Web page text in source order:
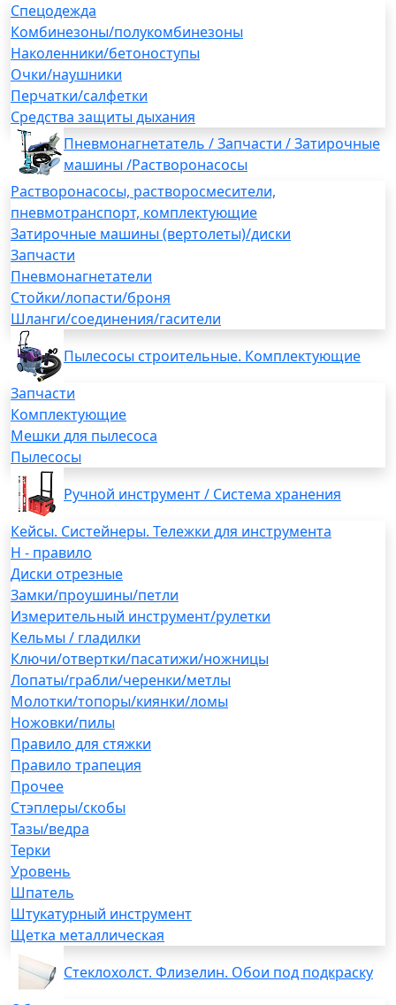
Спецодежда
Комбинезоны/полукомбинезоны
Наколенники/бетоноступы
Очки/наушники
Перчатки/салфетки
Средства защиты дыхания
Пневмонагнетатель / Запчасти / Затирочные
машины /Растворонасосы
Растворонасосы, растворосмесители,
пневмотранспорт, комплектующие
Затирочные машины (вертолеты)/диски
Запчасти
Пневмонагнетатели
Стойки/лопасти/броня
Шланги/соединения/гасители
Пылесосы строительные. Комплектующие
Запчасти
Комплектующие
Мешки для пылесоса
Пылесосы
Ручной инструмент / Система хранения
Кейсы. Систейнеры. Тележки для инструмента
H - правило
Диски отрезные
Замки/проушины/петли
Измерительный инструмент/рулетки
Кельмы / гладилки
Ключи/отвертки/пасатижи/ножницы
Лопаты/грабли/черенки/метлы
Молотки/топоры/киянки/ломы
Ножовки/пилы
Правило для стяжки
Правило трапеция
Прочее
Стэплеры/скобы
Тазы/ведра
Терки
Уровень
Шпатель
Штукатурный инструмент
Щетка металлическая
Стеклохолст. Флизелин. Обои под подкраску